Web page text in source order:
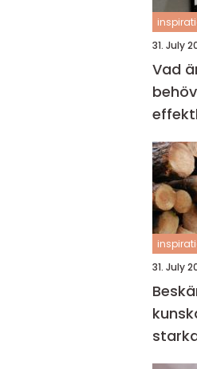
31. July
Vad
31. July
träd